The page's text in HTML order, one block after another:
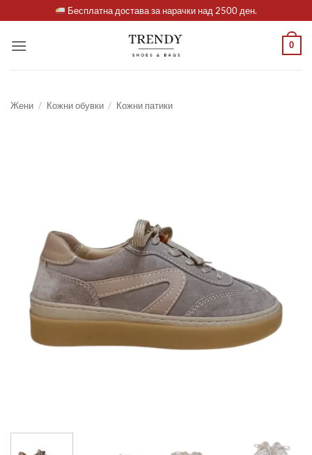
to
content
Бесплатна достава за нарачки над 2500 ден.
0
Жени / Кожни обувки / Кожни патики